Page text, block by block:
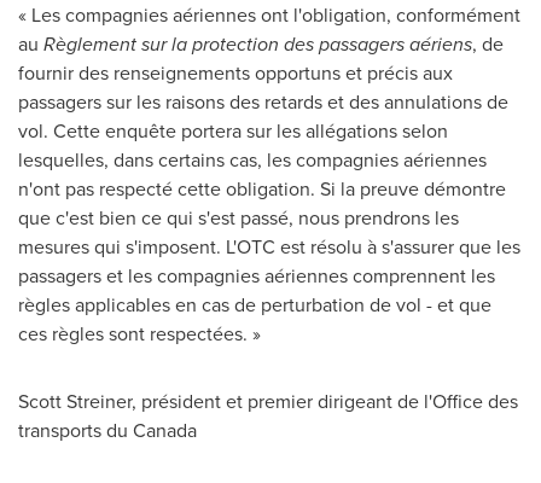
« Les compagnies aériennes ont l'obligation, conformément
au Règlement sur la protection des passagers aériens, de
fournir des renseignements opportuns et précis aux
passagers sur les raisons des retards et des annulations de
vol. Cette enquête portera sur les allégations selon
lesquelles, dans certains cas, les compagnies aériennes
n'ont pas respecté cette obligation. Si la preuve démontre
que c'est bien ce qui s'est passé, nous prendrons les
mesures qui s'imposent. L'OTC est résolu à s'assurer que les
passagers et les compagnies aériennes comprennent les
règles applicables en cas de perturbation de vol - et que
ces règles sont respectées. »
Scott Streiner, président et premier dirigeant de l'Office des
transports du Canada